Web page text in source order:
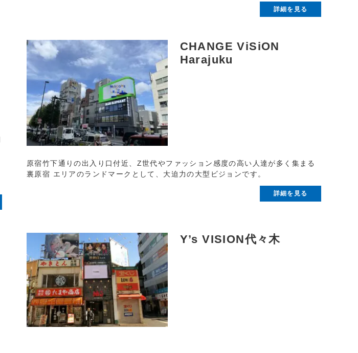
詳細を見る
CHANGE ViSiON
Harajuku
原宿竹下通りの出入り口付近、Z世代やファッション感度の高い人達が多く集まる
裏原宿 エリアのランドマークとして、大迫力の大型ビジョンです。
詳細を見る
Y’s VISION代々木